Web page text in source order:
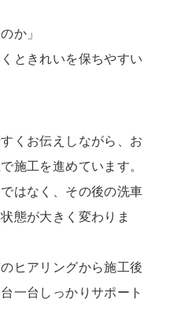
か」
ときれいを保ちやすい
くお伝えしながら、お
施工を進めています。
はなく、その後の洗車
態が大きく変わりま
ヒアリングから施工後
一台しっかりサポート